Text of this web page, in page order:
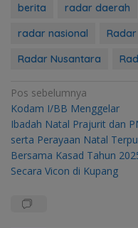
berita radar daerah
radar nasional
Radar Nusantara
Navigasi
pos
Pos sebelumnya
Kodam I/BB Menggelar
Ibadah Natal Prajurit dan
serta Perayaan Natal
Bersama Kasad Tahun
Secara Vicon di Kupang